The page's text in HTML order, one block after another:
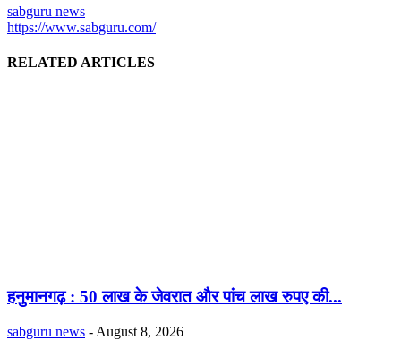
sabguru news
https://www.sabguru.com/
RELATED ARTICLES
हनुमानगढ़ : 50 लाख के जेवरात और पांच लाख रुपए की...
sabguru news - August 8, 2026